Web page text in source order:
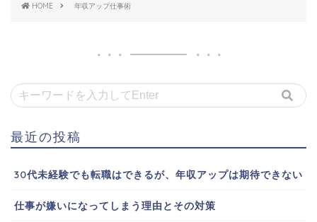
HOME 年収アップ仕事術
最近の投稿
30代未経験でも転職はできるが、年収アップは期待できない
仕事が嫌いになってしまう理由とその対策